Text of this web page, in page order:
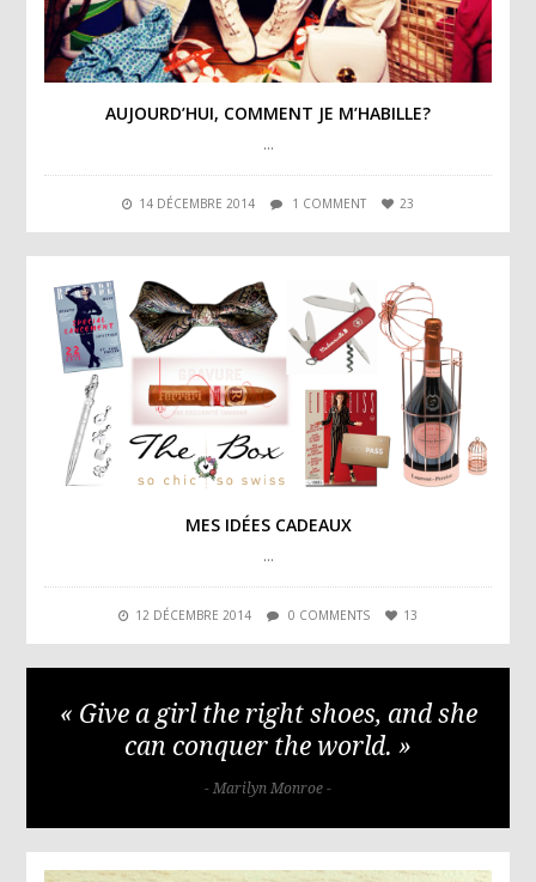
AUJOURD’HUI, COMMENT JE M’HABILLE?
…
14 DÉCEMBRE 2014 1 COMMENT 23
MES IDÉES CADEAUX
…
12 DÉCEMBRE 2014 0 COMMENTS 13
« Give a girl the right shoes, and she
can conquer the world. »
- Marilyn Monroe -